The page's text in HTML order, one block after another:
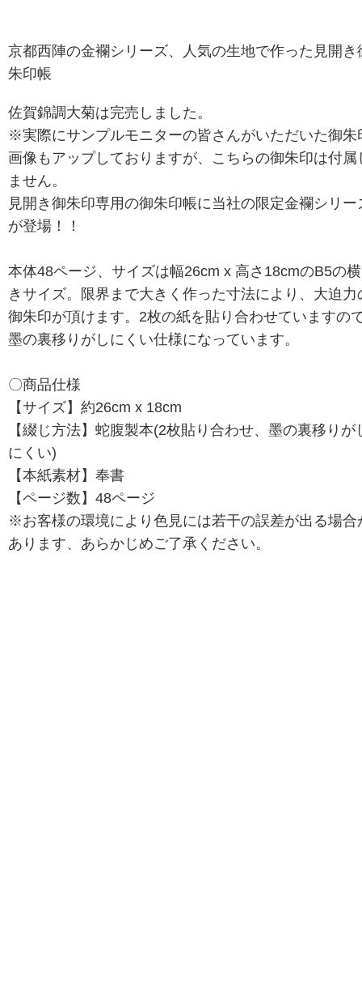
京都西陣の金襴シリーズ、人気の生地で作った見開き
朱印帳
佐賀錦調大菊は完売しました。
※実際にサンプルモニターの皆さんがいただいた御朱
画像もアップしておりますが、こちらの御朱印は付属
ません。
見開き御朱印専用の御朱印帳に当社の限定金襴シリー
が登場！！
本体48ページ、サイズは幅26cm x 高さ18cmのB5の
きサイズ。限界まで大きく作った寸法により、大迫力
御朱印が頂けます。2枚の紙を貼り合わせていますの
墨の裏移りがしにくい仕様になっています。
〇商品仕様
【サイズ】約26cm x 18cm
【綴じ方法】蛇腹製本(2枚貼り合わせ、墨の裏移りが
にくい)
【本紙素材】奉書
【ページ数】48ページ
※お客様の環境により色見には若干の誤差が出る場合
あります、あらかじめご了承ください。